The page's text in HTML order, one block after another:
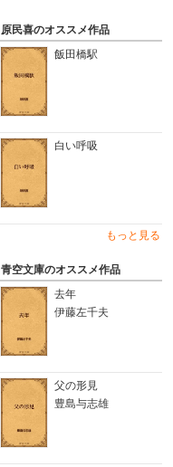
原民喜のオススメ作品
飯田橋駅
白い呼吸
もっと見る
青空文庫のオススメ作品
去年
伊藤左千夫
父の形見
豊島与志雄